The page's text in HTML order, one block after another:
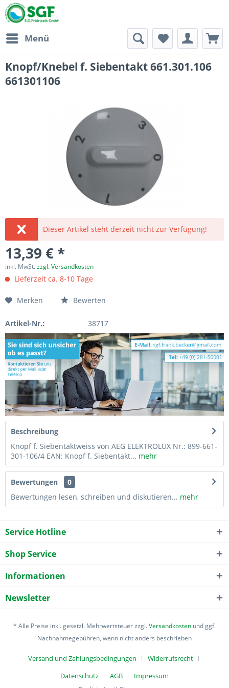
Menü
Knopf/Knebel f. Siebentakt 661.301.106
661301106
Dieser Artikel steht derzeit nicht zur Verfügung!
13,39 € *
inkl. MwSt.zzgl. Versandkosten
Lieferzeit ca. 8-10 Tage
Merken Bewerten
Artikel-Nr.: 38717
Beschreibung
Knopf f. Siebentaktweiss von AEG ELEKTROLUX Nr.: 899-661-
301-106/4 EAN: Knopf f. Siebentakt... mehr
Bewertungen
0
Bewertungen lesen, schreiben und diskutieren... mehr
Service Hotline
Shop Service
Informationen
Newsletter
* Alle Preise inkl. gesetzl. Mehrwertsteuer zzgl.Versandkosten und ggf.
Nachnahmegebühren, wenn nicht anders beschrieben
Versand und Zahlungsbedingungen
Widerrufsrecht
Datenschutz
AGB
Impressum